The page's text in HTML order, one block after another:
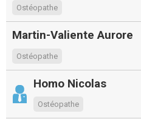
Ostéopathe
Martin-Valiente Aurore
Ostéopathe
Homo Nicolas
Ostéopathe